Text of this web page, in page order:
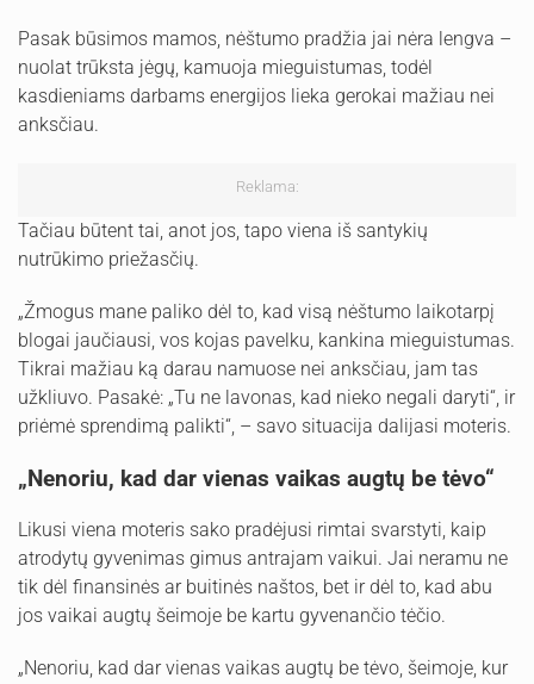
Pasak būsimos mamos, nėštumo pradžia jai nėra lengva –
nuolat trūksta jėgų, kamuoja mieguistumas, todėl
kasdieniams darbams energijos lieka gerokai mažiau nei
anksčiau.
Reklama:
Tačiau būtent tai, anot jos, tapo viena iš santykių
nutrūkimo priežasčių.
„Žmogus mane paliko dėl to, kad visą nėštumo laikotarpį
blogai jaučiausi, vos kojas pavelku, kankina mieguistumas.
Tikrai mažiau ką darau namuose nei anksčiau, jam tas
užkliuvo. Pasakė: „Tu ne lavonas, kad nieko negali daryti“, ir
priėmė sprendimą palikti“, – savo situacija dalijasi moteris.
„Nenoriu, kad dar vienas vaikas augtų be tėvo“
Likusi viena moteris sako pradėjusi rimtai svarstyti, kaip
atrodytų gyvenimas gimus antrajam vaikui. Jai neramu ne
tik dėl finansinės ar buitinės naštos, bet ir dėl to, kad abu
jos vaikai augtų šeimoje be kartu gyvenančio tėčio.
„Nenoriu, kad dar vienas vaikas augtų be tėvo, šeimoje, kur